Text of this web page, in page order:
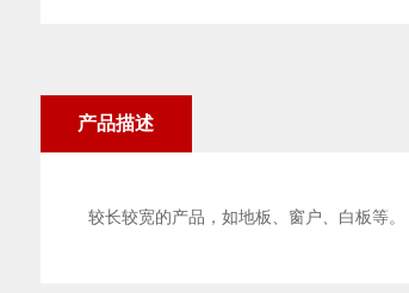
产品描述
较长较宽的产品，如地板、窗户、白板等。